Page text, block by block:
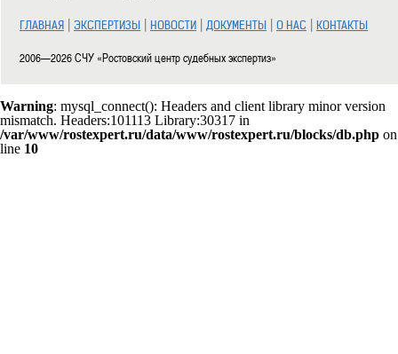
ГЛАВНАЯ | ЭКСПЕРТИЗЫ | НОВОСТИ | ДОКУМЕНТЫ | О НАС | КОНТАКТЫ
2006—2026 СЧУ «Ростовский центр судебных экспертиз»
Warning: mysql_connect(): Headers and client library minor version
mismatch. Headers:101113 Library:30317 in
/var/www/rostexpert.ru/data/www/rostexpert.ru/blocks/db.php on
line 10